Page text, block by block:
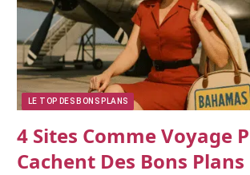
LE TOP DES BONS PLANS
4 Sites Comme Voyage
Cachent Des Bons Plans